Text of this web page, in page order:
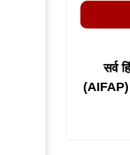
सर्व
(AIFAP)